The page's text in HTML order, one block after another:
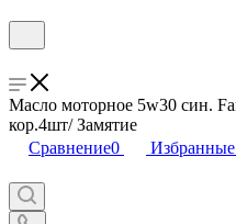
Масло моторное 5w30 син.
кор.4шт/ Замятие
Сравнение0